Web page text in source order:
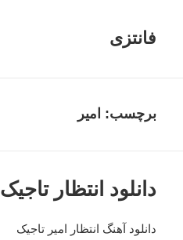
فانتزی
برچسب: امیر
دانلود انتظار تاجیک
دانلود آهنگ انتظار امیر تاجیک